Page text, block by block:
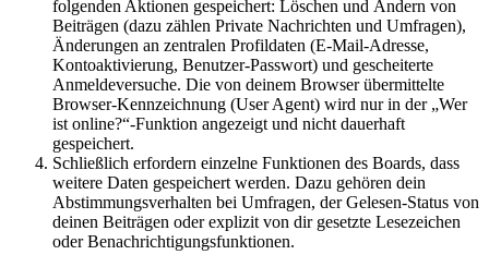
folgenden Aktionen gespeichert: Löschen und Ändern von
Beiträgen (dazu zählen Private Nachrichten und Umfragen),
Änderungen an zentralen Profildaten (E-Mail-Adresse,
Kontoaktivierung, Benutzer-Passwort) und gescheiterte
Anmeldeversuche. Die von deinem Browser übermittelte
Browser-Kennzeichnung (User Agent) wird nur in der „Wer
ist online?“-Funktion angezeigt und nicht dauerhaft
gespeichert.
Schließlich erfordern einzelne Funktionen des Boards, dass
weitere Daten gespeichert werden. Dazu gehören dein
Abstimmungsverhalten bei Umfragen, der Gelesen-Status von
deinen Beiträgen oder explizit von dir gesetzte Lesezeichen
oder Benachrichtigungsfunktionen.